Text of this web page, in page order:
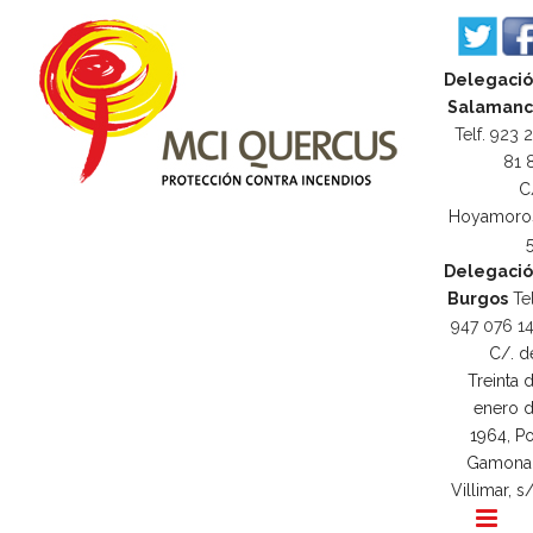
Telf. 923
81
Burgos
947 076
C/.
Treinta
enero
1964,
Villimar,